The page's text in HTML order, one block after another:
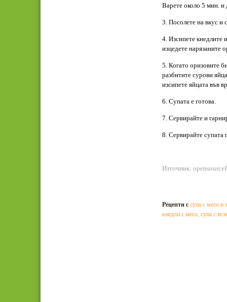
Варете около 5 мин. и
3. Посолете на вкус и
4. Изсипете кнедлите
изцедете нарязаните
5. Когато оризовите
разбитите сурови
изсипете яйцата във
6. Супата е готова.
7. Сервирайте и
8. Сервирайте супата
Източник:
Рецепти с супа с месо и
кнедли с месо, супа с